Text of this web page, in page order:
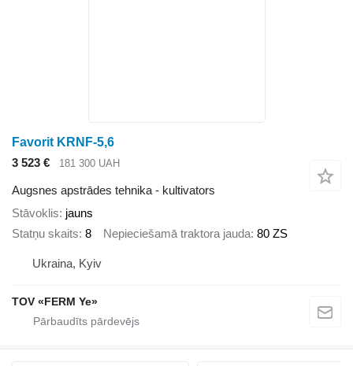
Favorit KRNF-5,6
3 523 €
181 300 UAH
Augsnes apstrādes tehnika - kultivators
Stāvoklis jauns
Statņu skaits 8 Nepieciešamā traktora jauda 80 ZS
Ukraina, Kyiv
TOV «FERM Ye»